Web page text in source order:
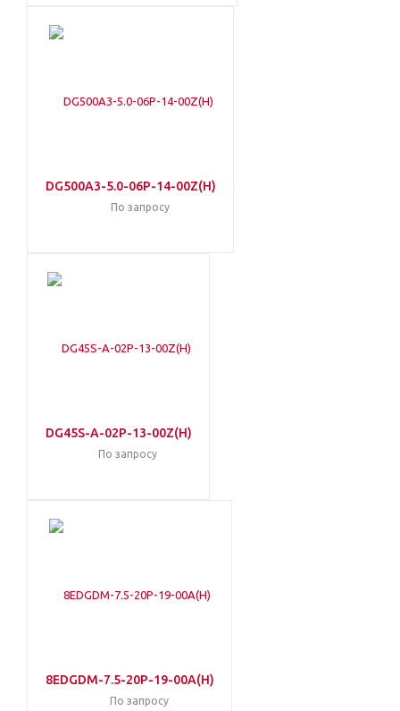
DG500A3-5.0-06P-14-00Z(H)
По запросу
DG45S-A-02P-13-00Z(H)
По запросу
8EDGDM-7.5-20P-19-00A(H)
По запросу